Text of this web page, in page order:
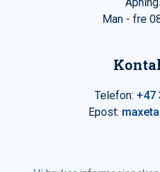
Man - fre
Telefon: +47
Epost: